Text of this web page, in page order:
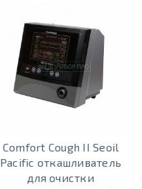
Comfort Cough II Seoil
Pacific откашливатель
для очистки